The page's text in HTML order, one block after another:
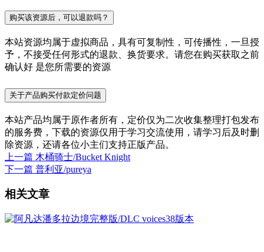
购买该资源后，可以退款吗？
本站资源均属于虚拟商品，具有可复制性，可传播性，一旦授
予，不接受任何形式的退款、换货要求。请您在购买获取之前
确认好 是您所需要的资源
关于产品购买付款定价问题
本站产品均属于原作者所有，定价仅为二次收集整理打包发布
的服务费，下载的资源仅用于学习交流使用，请学习后及时删
除资源，还请各位小主们支持正版产品。
上一篇 木桶骑士/Bucket Knight
下一篇 普利亚/pureya
相关文章